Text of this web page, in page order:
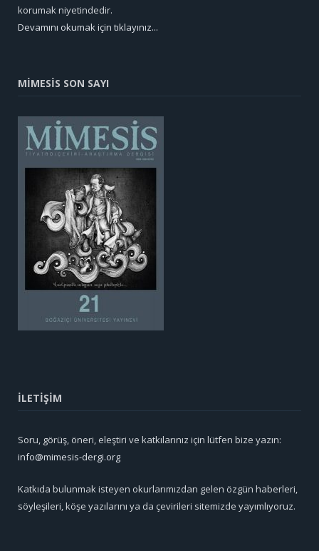
korumak niyetindedir.
Devamını okumak için tıklayınız...
MİMESİS SON SAYI
İLETİŞİM
Soru, görüş, öneri, eleştiri ve katkılarınız için lütfen bize yazın:
info@mimesis-dergi.org
Katkıda bulunmak isteyen okurlarımızdan gelen özgün haberleri,
söyleşileri, köşe yazılarını ya da çevirileri sitemizde yayımlıyoruz.